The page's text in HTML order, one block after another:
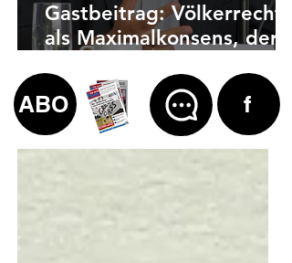
Gastbeitrag: Völkerrecht
als Maximalkonsens, der
ABO f